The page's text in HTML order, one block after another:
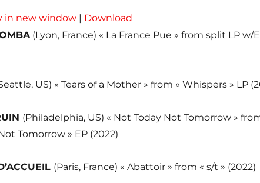
in new window| Download
(Lyon, France) « La France Pue » from split LP w/
US) « Tears of a Mother » from « Whispers » LP
(Philadelphia, US) « Not Today Not Tomorrow »
Tomorrow » EP (2022)
(Paris, France) « Abattoir » from « s/t » (2022)